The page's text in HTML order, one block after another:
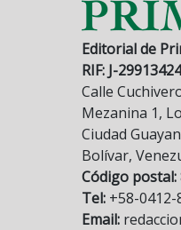
Editorial de
RIF: J-
Calle
Mezanina 1,
Ciudad
Bolívar,
Código postal:
Tel: +58-0412-
Email: